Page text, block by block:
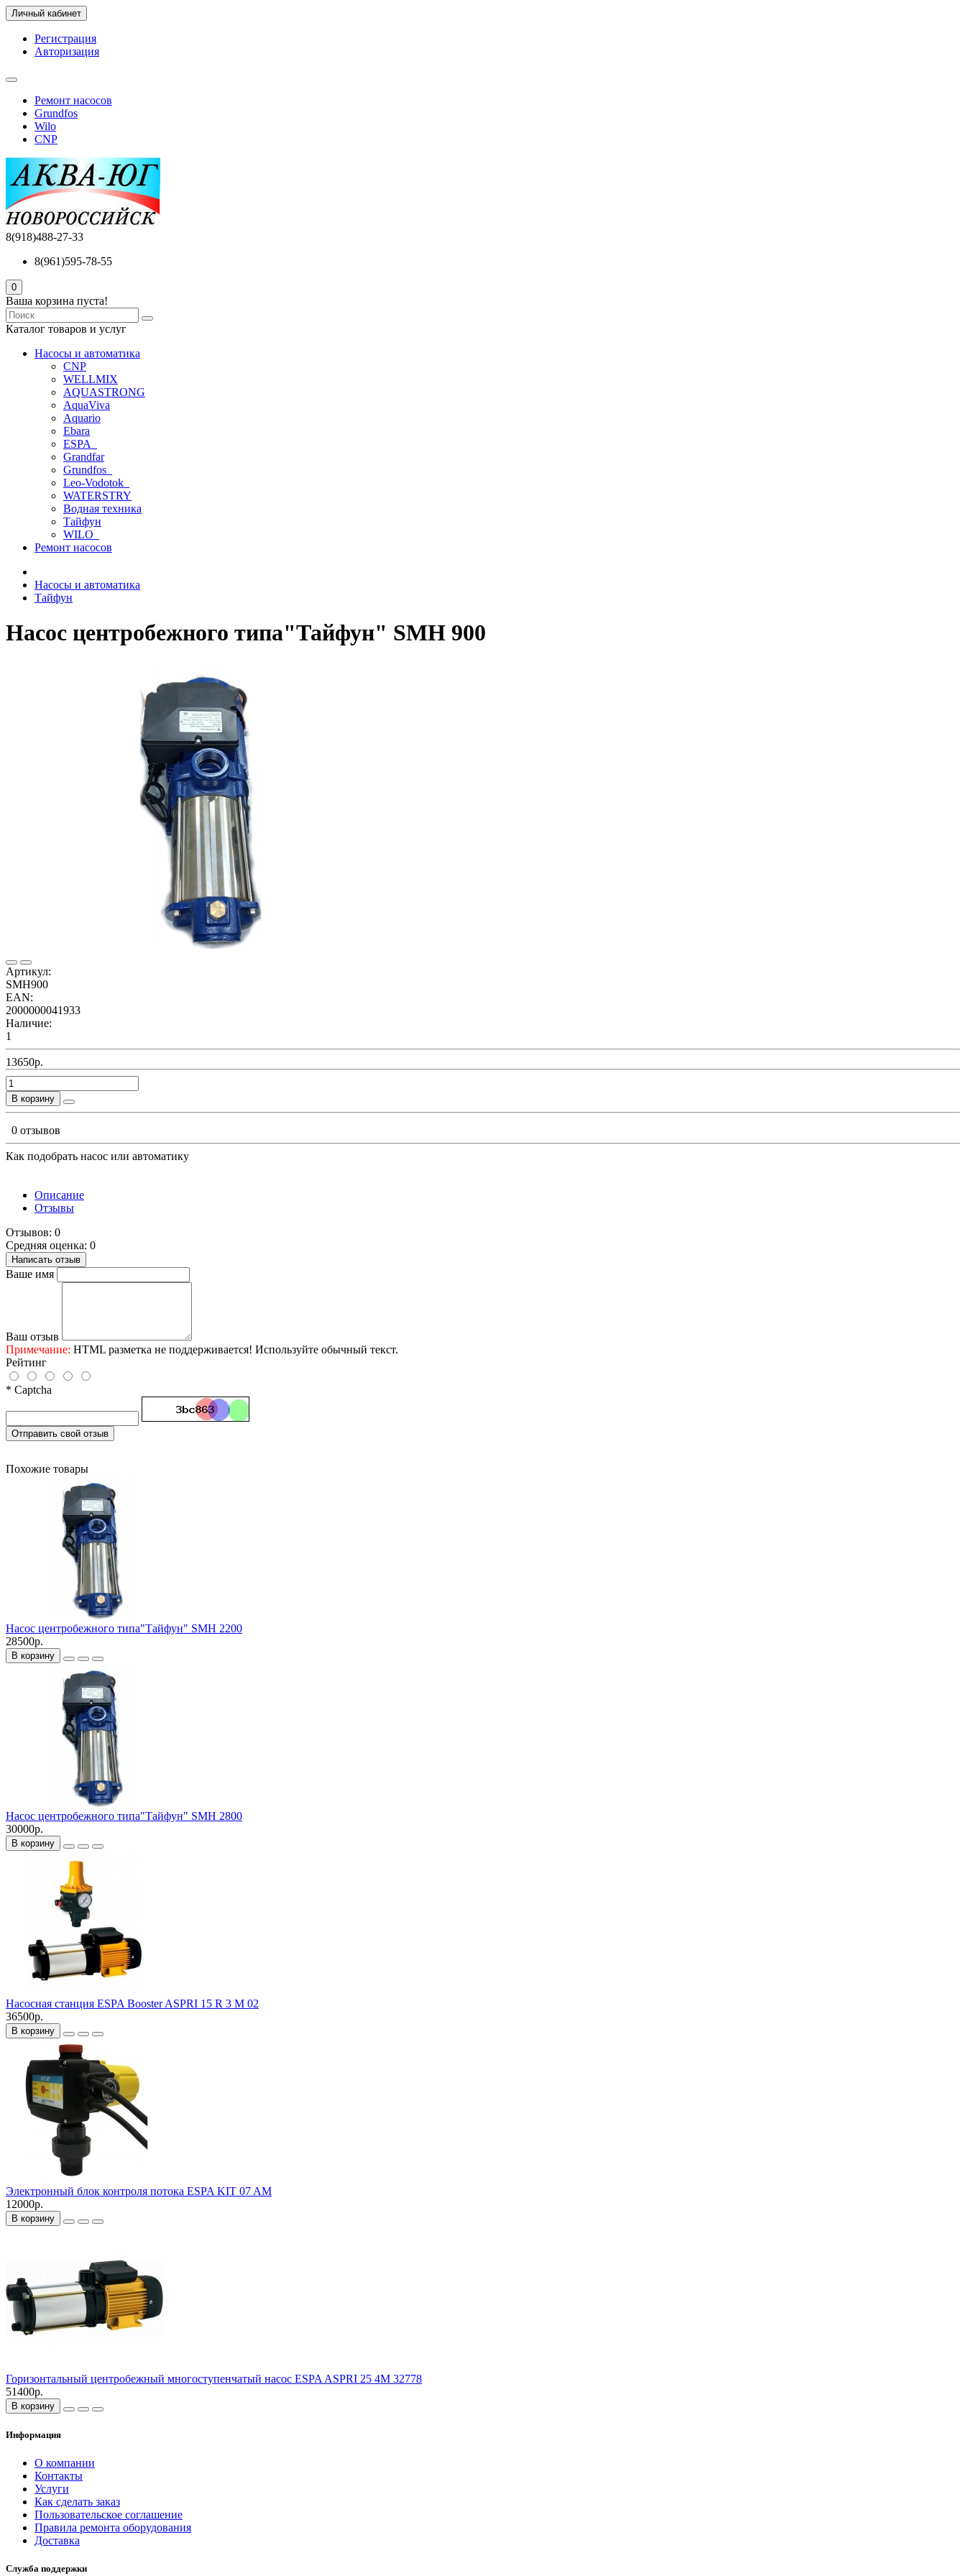
Личный кабинет
Регистрация
Авторизация
Ремонт насосов
Grundfos
Wilo
CNP
8(918)488-27-33
8(961)595-78-55
0
Ваша корзина пуста!
Каталог товаров и услуг
Насосы и автоматика
CNP
WELLMIX
AQUASTRONG
AquaViva
Aquario
Ebara
ESPA_
Grandfar
Grundfos_
Leo-Vodotok_
WATERSTRY
Водная техника
Тайфун
WILO_
Ремонт насосов
Насосы и автоматика
Тайфун
Насос центробежного типа"Тайфун" SMH 900
Артикул:
SMH900
EAN:
2000000041933
Наличие:
1
13650р.
В корзину
0 отзывов
Как подобрать насос или автоматику
Описание
Отзывы
Отзывов: 0
Средняя оценка: 0
Написать отзыв
Ваше имя
Ваш отзыв
Примечание: HTML разметка не поддерживается! Используйте обычный текст.
Рейтинг
* Captcha
Отправить свой отзыв
Похожие товары
Насос центробежного типа"Тайфун" SMH 2200
28500р.
В корзину
Насос центробежного типа"Тайфун" SMH 2800
30000р.
В корзину
Насосная станция ESPA Booster ASPRI 15 R 3 M 02
36500р.
В корзину
Электронный блок контроля потока ESPA KIT 07 AM
12000р.
В корзину
Горизонтальный центробежный многоступенчатый насос ESPA ASPRI 25 4М 32778
51400р.
В корзину
Информация
О компании
Контакты
Услуги
Как сделать заказ
Пользовательское соглашение
Правила ремонта оборудования
Доставка
Служба поддержки